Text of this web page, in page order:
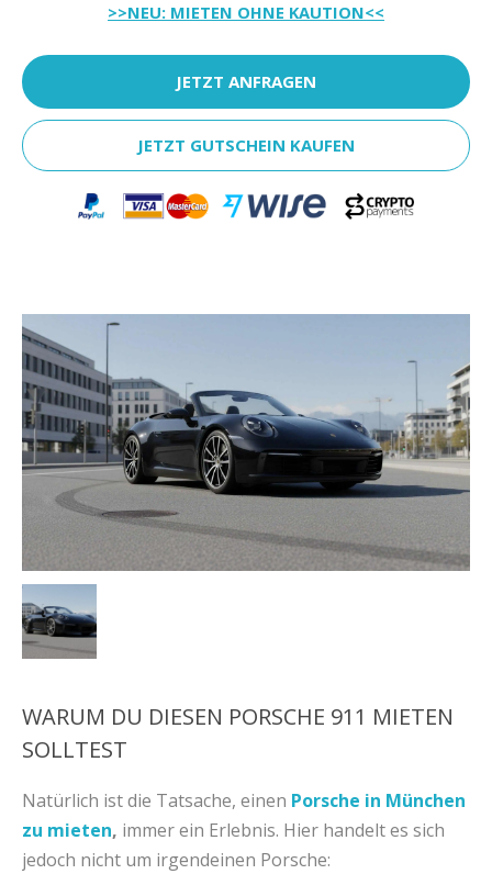
>>NEU: MIETEN OHNE KAUTION<<
JETZT ANFRAGEN
JETZT GUTSCHEIN KAUFEN
WARUM DU DIESEN PORSCHE 911 MIETEN
SOLLTEST
Natürlich ist die Tatsache, einen Porsche in München
zu mieten, immer ein Erlebnis. Hier handelt es sich
jedoch nicht um irgendeinen Porsche: